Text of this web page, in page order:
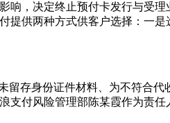
，决定终止预付卡发行与受
提供两种方式供客户选择：一
存身份证件材料、为不符合
支付风险管理部陈某霞作为责